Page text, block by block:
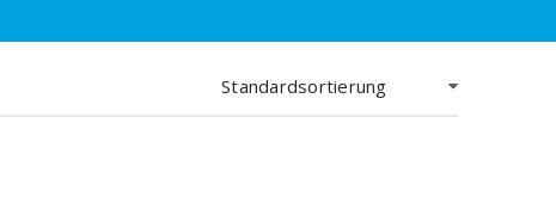
Standardsortierung